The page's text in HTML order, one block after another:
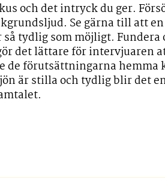
och det intryck du ger.
Se gärna till att
tydlig som möjligt. Fundera
det lättare för intervjuaren
förutsättningarna hemma
är stilla och tydlig blir det